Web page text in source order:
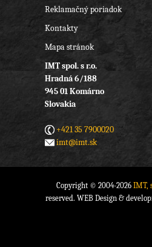
Reklamačný poriadok
Kontakty
Mapa stránok
IMT spol. s r.o.
Hradná 6/188
945 01 Komárno
Slovakia
+421 35 7900020
imt@imt.sk
Copyright © 2004-2026 IMT,
reserved. WEB Design &